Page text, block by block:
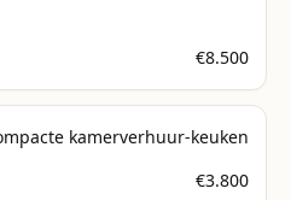
€8.500
kamerverhuur-keuken
€3.800